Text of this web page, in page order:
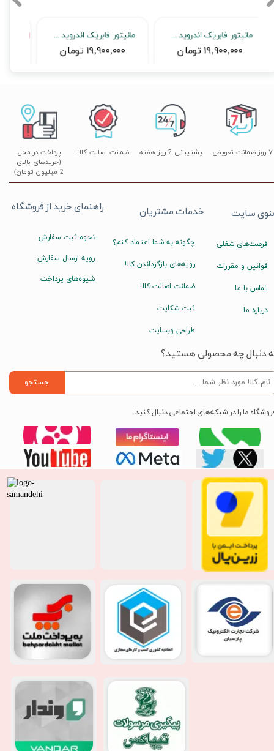
۱۹,۹۰۰,۰۰۰ تومان ۱۹,۹۰۰,۰۰۰ تومان
پشتیبانی 7 روز هفته
پرداخت در محل
(خریدهای بالای
2 میلیون تومان)
۷ روز ضمانت تعویض ضمانت اصالت کالا
راهنمای خرید از فروشگاه
نحوه ثبت سفارش
رویه ارسال سفارش
شیوه‌های پرداخت
خدمات مشتریان
چگونه به شما اعتماد کنم؟
رویه‌های بازگرداندن کالا
ضمانت اصالت کالا
ثبت شکایت
طراحی وبسایت
سایت
فرصت‌های شغلی
قوانین و مقررات
تماس با ما
درباره ما
دنبال چه محصولی هستید؟
جستجو
ما را در شبکه‌های اجتماعی دنبال کنید: